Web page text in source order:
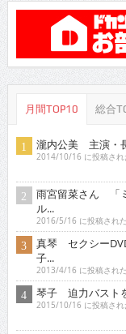
月間TOP10 総合
瀧内公美 主演・
2014/10/16 に投稿され
雨宮留菜さん 「
ル...
2016/5/16 に投稿された
真琴 セクシー
子...
2013/4/16 に投稿された
琴子 迫力バスト
2015/10/16 に投稿され